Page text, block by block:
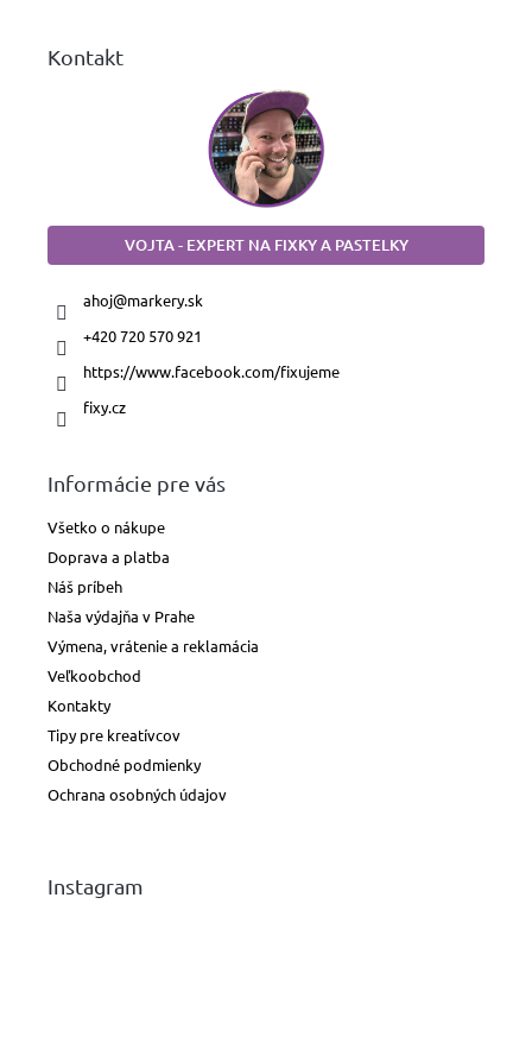
Kontakt
VOJTA - EXPERT NA FIXKY A PASTELKY
ahoj@markery.sk
+420 720 570 921
https://www.facebook.com/fixujeme
fixy.cz
Informácie pre vás
Všetko o nákupe
Doprava a platba
Náš príbeh
Naša výdajňa v Prahe
Výmena, vrátenie a reklamácia
Veľkoobchod
Kontakty
Tipy pre kreatívcov
Obchodné podmienky
Ochrana osobných údajov
Instagram